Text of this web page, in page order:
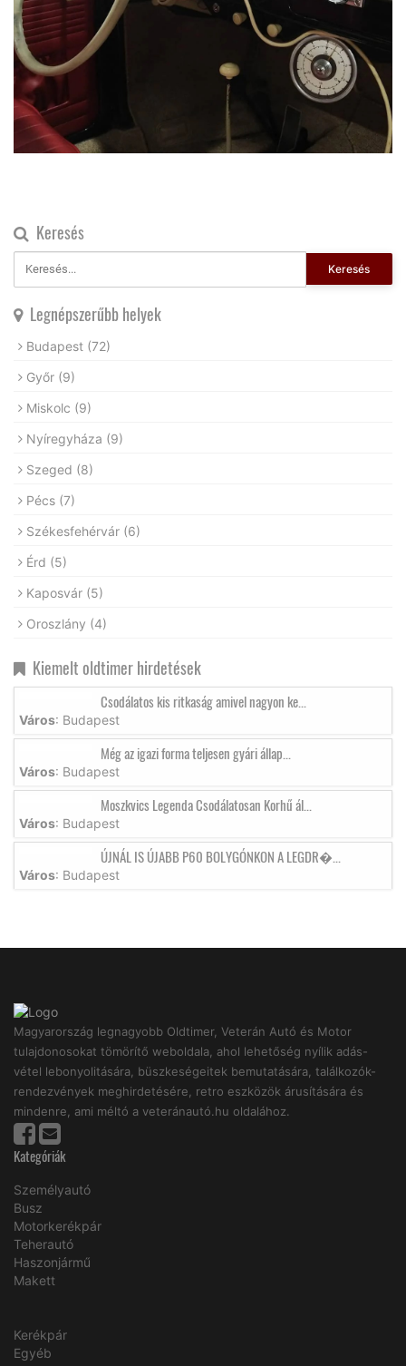
Keresés
Keresés
Legnépszerűbb helyek
Budapest (72)
Győr (9)
Miskolc (9)
Nyíregyháza (9)
Szeged (8)
Pécs (7)
Székesfehérvár (6)
Érd (5)
Kaposvár (5)
Oroszlány (4)
Kiemelt oldtimer hirdetések
Csodálatos kis ritkaság amivel nagyon ke...
Város: Budapest
Még az igazi forma teljesen gyári állap...
Város: Budapest
Moszkvics Legenda Csodálatosan Korhű ál...
Város: Budapest
ÚJNÁL IS ÚJABB P60 BOLYGÓNKON A LEGDR�...
Város: Budapest
Magyarország legnagyobb Oldtimer, Veterán Autó és Motor
tulajdonosokat tömörítő weboldala, ahol lehetőség nyílik adás-
vétel lebonyolitására, büszkeségeitek bemutatására, találkozók-
rendezvények meghirdetésére, retro eszközök árusítására és
mindenre, ami méltó a veteránautó.hu oldalához.
Kategóriák
Személyautó
Busz
Motorkerékpár
Teherautó
Haszonjármű
Makett
Kerékpár
Egyéb